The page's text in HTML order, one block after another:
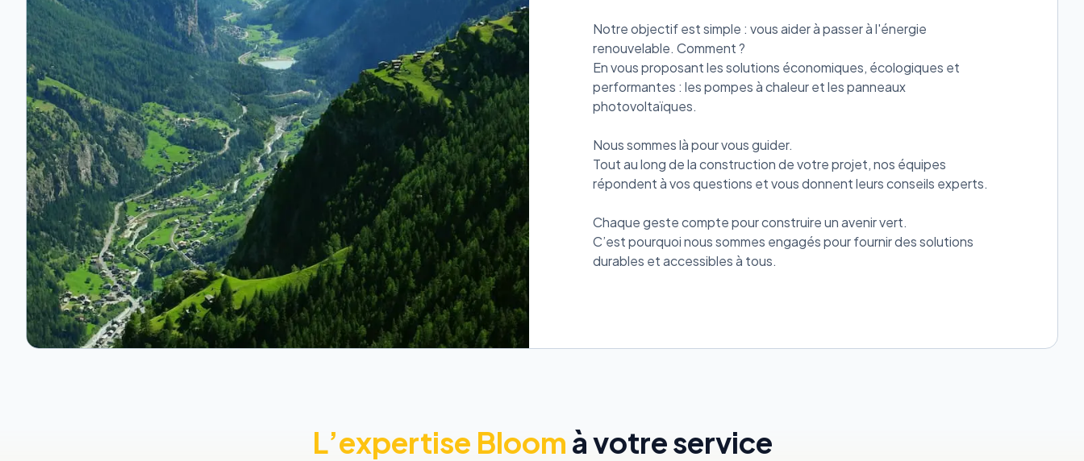
Notre objectif est simple : vous aider à passer à l'énergie
renouvelable. Comment ?
En vous proposant les solutions économiques, écologiques et
performantes : les pompes à chaleur et les panneaux
photovoltaïques.
Nous sommes là pour vous guider.
Tout au long de la construction de votre projet, nos équipes
répondent à vos questions et vous donnent leurs conseils experts.
Chaque geste compte pour construire un avenir vert.
C’est pourquoi nous sommes engagés pour fournir des solutions
L’expertise Bloom à votre service